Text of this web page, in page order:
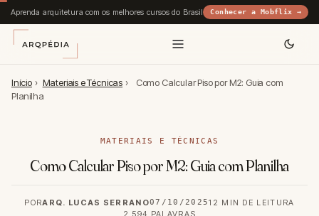
Aprenda arquitetura com os melhores cursos do Brasil Conhecer a Mobflix →
Início › Materiais e Técnicas ›
Como Calcular Piso por M2: Guia com
Planilha
MATERIAIS E TÉCNICAS
Como Calcular Piso por M2: Guia com Planilha
PORARQ. LUCAS SERRANO07/10/202512 MIN DE LEITURA
2,594 PALAVRAS